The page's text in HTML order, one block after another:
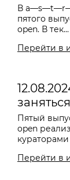
В
пятого
open. В тек...
Перейти в
Пятый
open
Перейти в